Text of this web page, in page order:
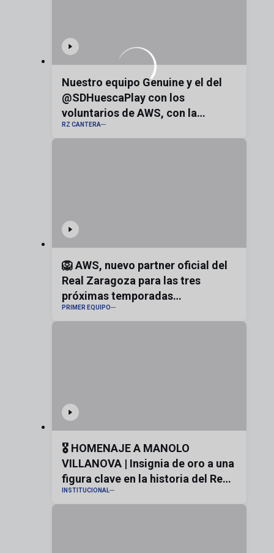
Nuestro equipo Genuine y el del
@SDHuescaPlay con los
voluntarios de AWS, con la
bandera de Aragón
RZ CANTERA
🦁 AWS, nuevo partner oficial del
Real Zaragoza para las tres
próximas temporadas
#realzaragoza
PRIMER EQUIPO
🎖️ HOMENAJE A MANOLO
VILLANOVA | Insignia de oro a una
figura clave en la historia del Real
Zaragoza
INSTITUCIONAL